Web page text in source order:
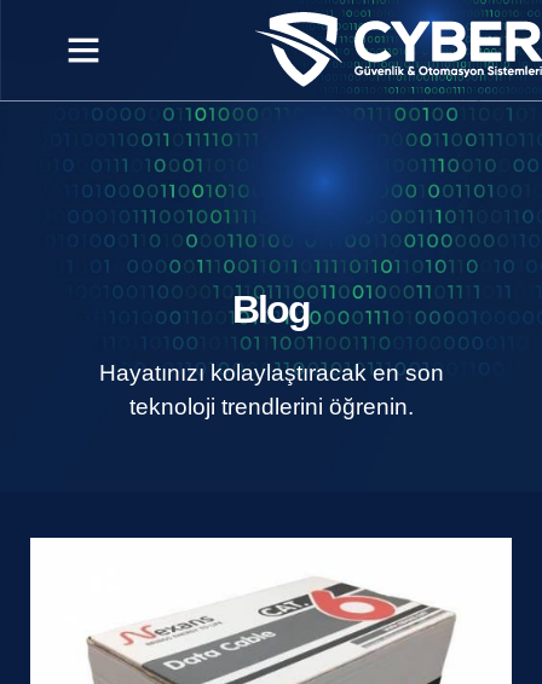
Blog
Hayatınızı kolaylaştıracak en son
teknoloji trendlerini öğrenin.